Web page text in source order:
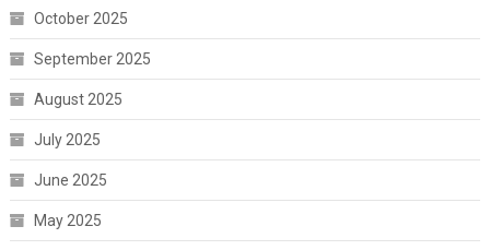
October 2025
September 2025
August 2025
July 2025
June 2025
May 2025